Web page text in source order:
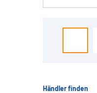
Händler finden